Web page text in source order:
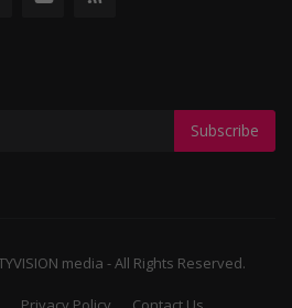
Subscribe
media - All Rights Reserved.